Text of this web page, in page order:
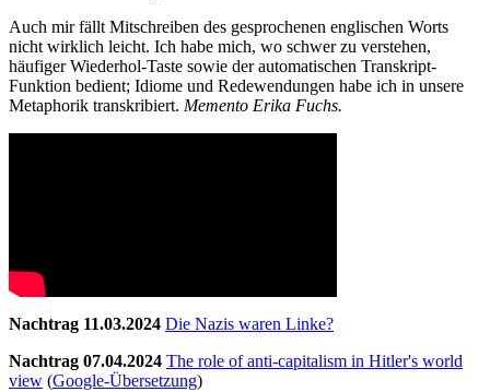
Auch mir fällt Mitschreiben des gesprochenen englischen Worts
nicht wirklich leicht. Ich habe mich, wo schwer zu verstehen,
häufiger Wiederhol-Taste sowie der automatischen Transkript-
Funktion bedient; Idiome und Redewendungen habe ich in unsere
Metaphorik transkribiert. Memento Erika Fuchs.
Nachtrag 11.03.2024 Die Nazis waren Linke?
Nachtrag 07.04.2024 The role of anti-capitalism in Hitler's world
view (Google-Übersetzung)